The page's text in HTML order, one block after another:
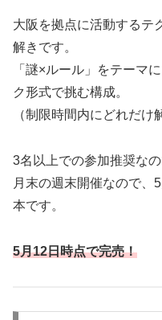
大阪を拠点に活動するテ
解きです。
「謎×ルール」をテーマ
ク形式で挑む構成。
（制限時間内にどれだけ
3名以上での参加推奨な
月末の週末開催なので、
本です。
5月12日時点で完売！